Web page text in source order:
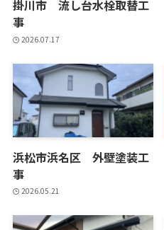
掛川市 流し台水栓取替工
事
2026.07.17
浜松市浜名区 外壁塗装工
事
2026.05.21